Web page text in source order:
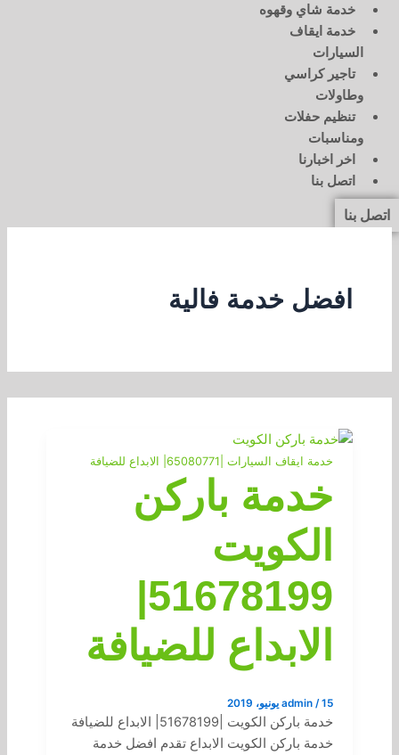
خدمة شاي وقهوه
خدمة ايقاف
السيارات
تاجير كراسي
وطاولات
تنظيم حفلات
ومناسبات
اخر اخبارنا
اتصل بنا
اتصل بنا
افضل خدمة فالية
خدمة ايقاف السيارات |65080771| الابداع للضيافة
خدمة باركن
الكويت
51678199|
الابداع للضيافة
admin /15 يونيو، 2019
خدمة باركن الكويت |51678199| الابداع للضيافة
خدمة باركن الكويت الابداع تقدم افضل خدمة